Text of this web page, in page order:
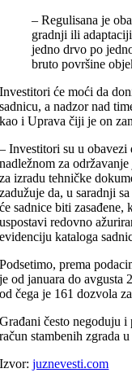
– Regulisana je
gradnji ili
jedno drvo po
bruto površine
Investitori će moći da
sadnicu, a nadzor nad
kao i Uprava čiji je on
– Investitori su u obavezi
nadležnom za
za izradu tehničke
zadužuje da, u saradnji
će sadnice biti
uspostavi redovno
evidenciju kataloga
Podsetimo, prema
je od januara do avgusta
od čega je 161 dozvola
Građani često negoduju i
račun stambenih zgrada
Izvor:juznevesti.com